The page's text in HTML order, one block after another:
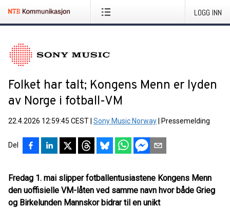
LOGG INN
Folket har talt; Kongens Menn er lyden
av Norge i fotball-VM
22.4.2026 12:59:45 CEST Sony Music Norway Pressemelding
Del
Fredag 1. mai slipper fotballentusiastene Kongens Menn
den uoffisielle VM-låten ved samme navn hvor både Grieg
og Birkelunden Mannskor bidrar til en unikt